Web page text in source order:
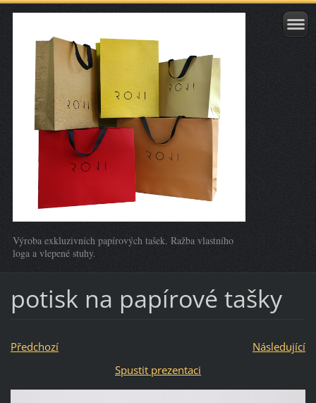
Výroba exkluzivních papírových tašek. Ražba vlastního
loga a vlepené stuhy.
potisk na papírové tašky
Předchozí
Následující
Spustit prezentaci